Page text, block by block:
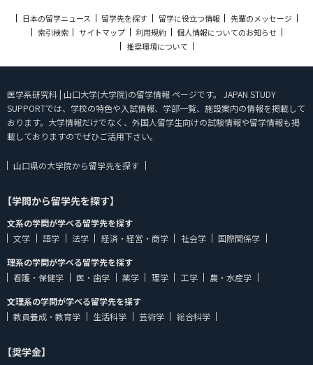
日本の留学ニュース 留学先を探す 留学に役立つ情報
先輩のメッセージ
索引検索
サイトマップ 利用規約
個人情報についてのお知らせ
推奨環境について
医学系研究科 | 山口大学(大学院)の留学情報 ページです。 JAPAN STUDY
SUPPORTでは、学校の特色や入試情報、学部一覧、施設案内の情報を掲載して
おります。大学情報だけでなく、外国人留学生向けの試験情報や留学情報も掲
載しておりますのでぜひご活用下さい。
山口県の大学院から留学先を探す
【学問から留学先を探す】
文系の学問が学べる留学先を探す
文学
語学 法学 経済・経営・商学 社会学
国際関係学
理系の学問が学べる留学先を探す
看護・保健学
医・歯学 薬学 理学 工学
農・水産学
文理系の学問が学べる留学先を探す
教員養成・教育学
生活科学 芸術学 総合科学
【奨学金】